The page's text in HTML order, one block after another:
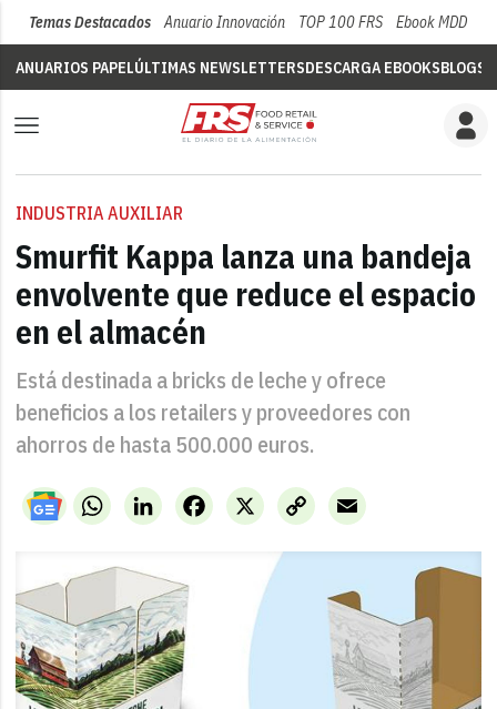
Temas Destacados Anuario Innovación TOP 100 FRS Ebook MDD
ANUARIOS PAPELÚLTIMAS NEWSLETTERSDESCARGA EBOOKSBLOGS
INDUSTRIA AUXILIAR
Smurfit Kappa lanza una bandeja
envolvente que reduce el espacio
en el almacén
Está destinada a bricks de leche y ofrece
beneficios a los retailers y proveedores con
ahorros de hasta 500.000 euros.
WhatsAppLinkedIn X
Facebook
Copy
Link
Email